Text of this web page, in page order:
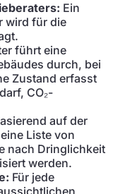
Ein
wird für die
führt eine
durch, bei
Zustand erfasst
CO₂-
auf der
Liste von
nach Dringlichkeit
werden.
Für jede